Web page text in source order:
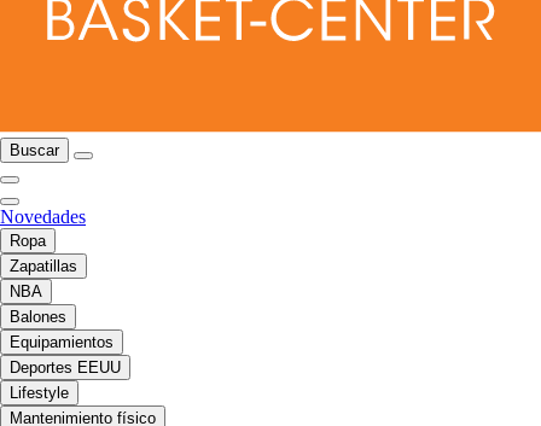
Buscar
Novedades
Ropa
Zapatillas
NBA
Balones
Equipamientos
Deportes EEUU
Lifestyle
Mantenimiento físico